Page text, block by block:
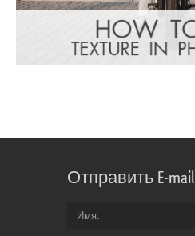
Отправить E-mail
Имя